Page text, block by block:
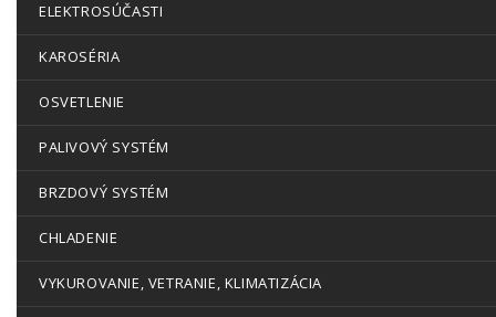
ELEKTROSÚČASTI
KAROSÉRIA
OSVETLENIE
PALIVOVÝ SYSTÉM
BRZDOVÝ SYSTÉM
CHLADENIE
VYKUROVANIE, VETRANIE, KLIMATIZÁCIA